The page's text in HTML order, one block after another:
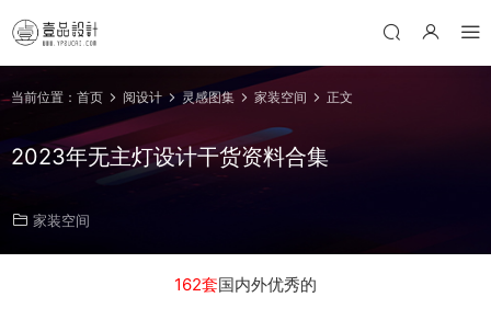
当前位置： 首页 阅设计 灵感图集 家装空间 正文
2023年无主灯设计干货资料合集
家装空间
162套国内外优秀的